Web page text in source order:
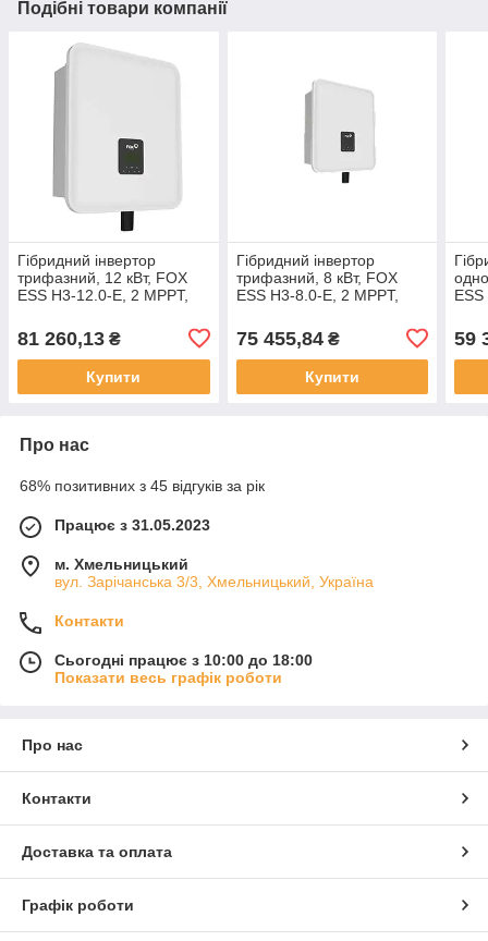
Подібні товари компанії
Гібридний інвертор
трифазний, 12 кВт, FOX
ESS H3-12.0-E, 2 MPPT,
81 260,13 ₴
Купити
Гібридний інвертор
трифазний, 8 кВт, FOX
ESS H3-8.0-E, 2 MPPT,
75 455,84₴
Купити
59
Про нас
68% позитивних з 45 відгуків за рік
Працює з 31.05.2023
м. Хмельницький
вул. Зарічанська 3/3, Хмельницький, Україна
Контакти
Сьогодні працює з 10:00 до 18:00
Показати весь графік роботи
Про нас
Контакти
Доставка та оплата
Графік роботи